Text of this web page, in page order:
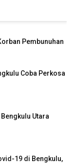
Pembunuhan
Coba Perkosa
Utara
19 di Bengkulu,